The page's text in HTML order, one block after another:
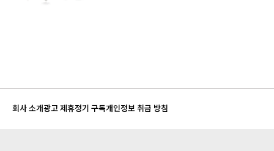
회사 소개광고 제휴정기 구독개인정보 취급 방침